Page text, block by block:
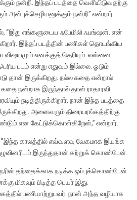
நன்றி. இந்தப் படத்தை வெளியிடுவதற்கு
அன்புச்செழியனுக்கும் நன்றி” என்றார்.
”இது எங்களுடைய ஃபேமிலி ஃபங்ஷன். என்
இந்தப் படத்தின் பணிகள் தொடங்கிய
விஷயமும் எனக்குத் தெரியும். என்னை
படம் என்று எதுவும் இல்லை. ஓடும்
தான் இருக்கிறது. நல்ல கதை என்றால்
நன்றாக இருந்தால் தான் ராதாரவி
நடித்திருக்கிறார். நான் இந்த படத்தை
அனைவரும் திரையரங்கத்திற்கு
என கேட்டுக்கொள்கிறேன்,” என்றார்.
”இந்த காலத்தில் எவ்வளவு வேகமாக இயங்க
இருந்துதான் கற்றுக் கொண்டேன்.
தந்தைக்காக நடிக்க ஒப்புக்கொண்டேன்.
மிகவும் பிடித்த பெயர் இது.
பணியாற்றுபவர். நான் அந்த வழியாக